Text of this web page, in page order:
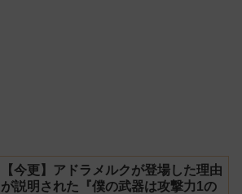
【今更】アドラメルクが登場した理由
が説明された『僕の武器は攻撃力1の